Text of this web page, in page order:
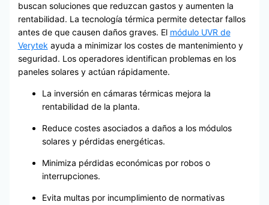
buscan soluciones que reduzcan gastos y aumenten la
rentabilidad. La tecnología térmica permite detectar fallos
antes de que causen daños graves. El módulo UVR de
Verytek ayuda a minimizar los costes de mantenimiento y
seguridad. Los operadores identifican problemas en los
paneles solares y actúan rápidamente.
La inversión en cámaras térmicas mejora la
rentabilidad de la planta.
Reduce costes asociados a daños a los módulos
solares y pérdidas energéticas.
Minimiza pérdidas económicas por robos o
interrupciones.
Evita multas por incumplimiento de normativas